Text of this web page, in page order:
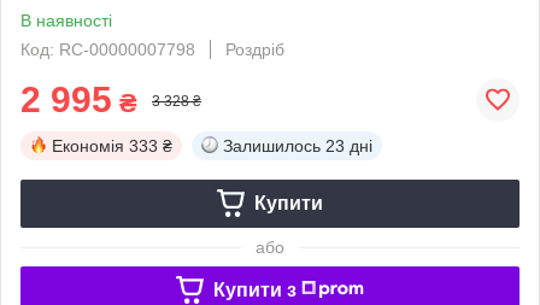
В наявності
Код: RC-00000007798
Роздріб
2 995 ₴ 3 328 ₴
Економія 333 ₴ Залишилось 23 дні
Купити
або
Купити з